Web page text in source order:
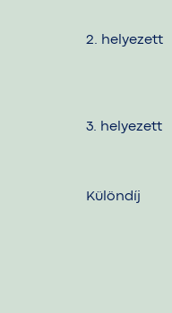
2. helyezett
3. helyezett
Különdíj